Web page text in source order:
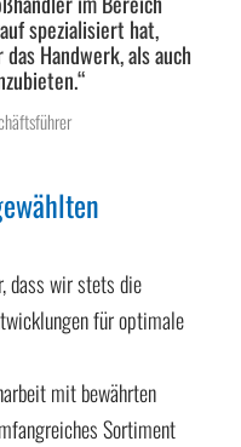
spezialisiert hat,
Handwerk, als auch
dass wir stets die
für optimale
mit bewährten
Sortiment